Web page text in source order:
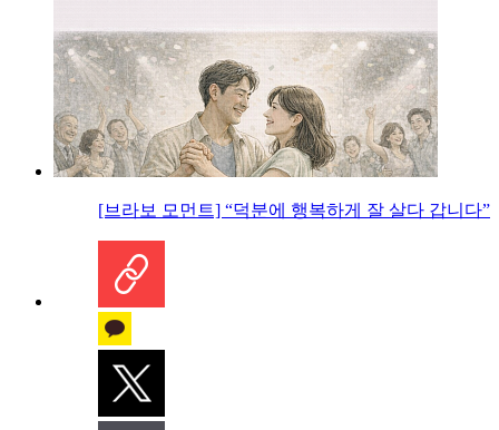
[브라보 모먼트] “덕분에 행복하게 잘 살다 갑니다”